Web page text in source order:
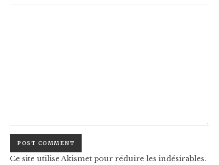
Ce site utilise Akismet pour réduire les indésirables.